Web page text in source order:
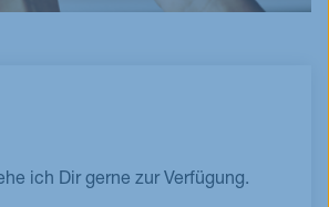
ich Dir gerne zur Verfügung.